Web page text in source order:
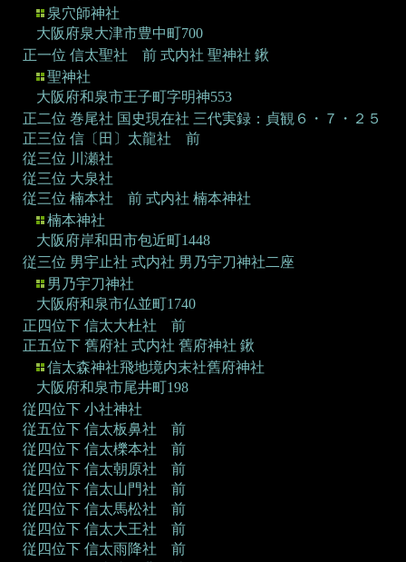
泉穴師神社
大阪府泉大津市豊中町700
正一位 信太聖社 前 式内社 聖神社 鍬
聖神社
大阪府和泉市王子町字明神553
正二位 巻尾社 国史現在社 三代実録：貞観６・７・２５
正三位 信〔田〕太龍社 前
従三位 川瀬社
従三位 大泉社
従三位 楠本社 前 式内社 楠本神社
楠本神社
大阪府岸和田市包近町1448
従三位 男宇止社 式内社 男乃宇刀神社二座
男乃宇刀神社
大阪府和泉市仏並町1740
正四位下 信太大杜社 前
正五位下 舊府社 式内社 舊府神社 鍬
信太森神社飛地境内末社舊府神社
大阪府和泉市尾井町198
従四位下 小社神社
従五位下 信太板鼻社 前
従四位下 信太櫟本社 前
従四位下 信太朝原社 前
従四位下 信太山門社 前
従四位下 信太馬松社 前
従四位下 信太大王社 前
従四位下 信太雨降社 前